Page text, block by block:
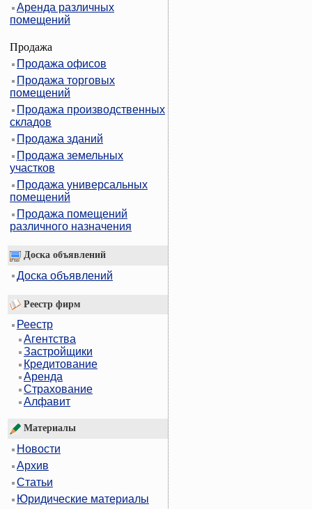
Аренда различных
помещений
Продажа
Продажа офисов
Продажа торговых
помещений
Продажа производственных
складов
Продажа зданий
Продажа земельных
участков
Продажа универсальных
помещений
Продажа помещений
различного назначения
Доска объявлений
Доска объявлений
Реестр фирм
Реестр
Агентства
Застройщики
Кредитование
Аренда
Страхование
Алфавит
Материалы
Новости
Архив
Статьи
Юридические материалы